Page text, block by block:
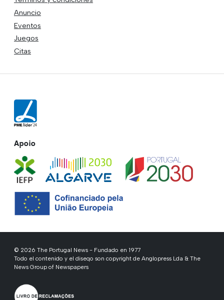
Anuncio
Eventos
Juegos
Citas
Apoio
© 2026 The Portugal News - Fundado en 1977
Todo el contenido y el diseqo son copyright de Anglopress Lda & The
News Group of Newspapers